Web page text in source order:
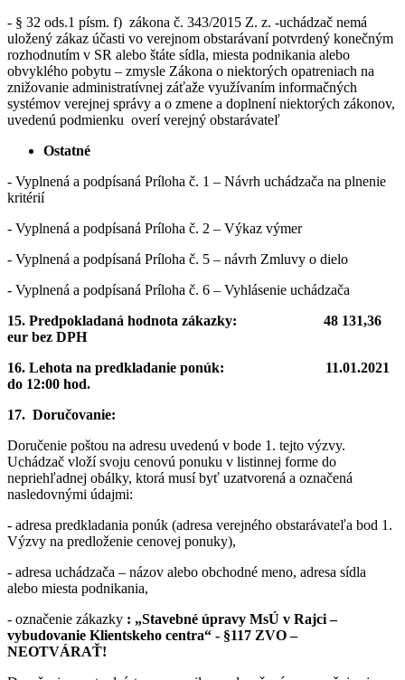
- § 32 ods.1 písm. f) zákona č. 343/2015 Z. z. -uchádzač nemá
uložený zákaz účasti vo verejnom obstarávaní potvrdený konečným
rozhodnutím v SR alebo štáte sídla, miesta podnikania alebo
obvyklého pobytu – zmysle Zákona o niektorých opatreniach na
znižovanie administratívnej záťaže využívaním informačných
systémov verejnej správy a o zmene a doplnení niektorých zákonov,
uvedenú podmienku overí verejný obstarávateľ
Ostatné
- Vyplnená a podpísaná Príloha č. 1 – Návrh uchádzača na plnenie
kritérií
- Vyplnená a podpísaná Príloha č. 2 – Výkaz výmer
- Vyplnená a podpísaná Príloha č. 5 – návrh Zmluvy o dielo
- Vyplnená a podpísaná Príloha č. 6 – Vyhlásenie uchádzača
15. Predpokladaná hodnota zákazky: 48 131,36
eur bez DPH
16. Lehota na predkladanie ponúk: 11.01.2021
do 12:00 hod.
17. Doručovanie:
Doručenie poštou na adresu uvedenú v bode 1. tejto výzvy.
Uchádzač vloží svoju cenovú ponuku v listinnej forme do
nepriehľadnej obálky, ktorá musí byť uzatvorená a označená
nasledovnými údajmi:
- adresa predkladania ponúk (adresa verejného obstarávateľa bod 1.
Výzvy na predloženie cenovej ponuky),
- adresa uchádzača – názov alebo obchodné meno, adresa sídla
alebo miesta podnikania,
- označenie zákazky : „Stavebné úpravy MsÚ v Rajci –
vybudovanie Klientskeho centra“ - §117 ZVO –
NEOTVÁRAŤ!